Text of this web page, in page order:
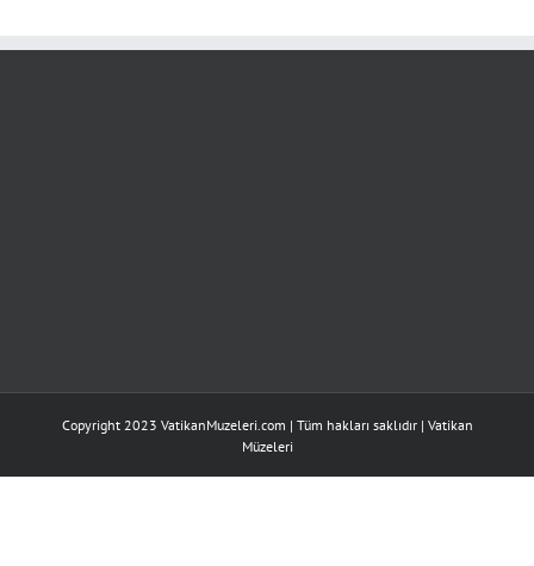
Copyright 2023 VatikanMuzeleri.com | Tüm hakları saklıdır | Vatikan
Müzeleri